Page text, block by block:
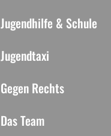
Jugendhilfe & Schule
Jugendtaxi
Gegen Rechts
Das Team